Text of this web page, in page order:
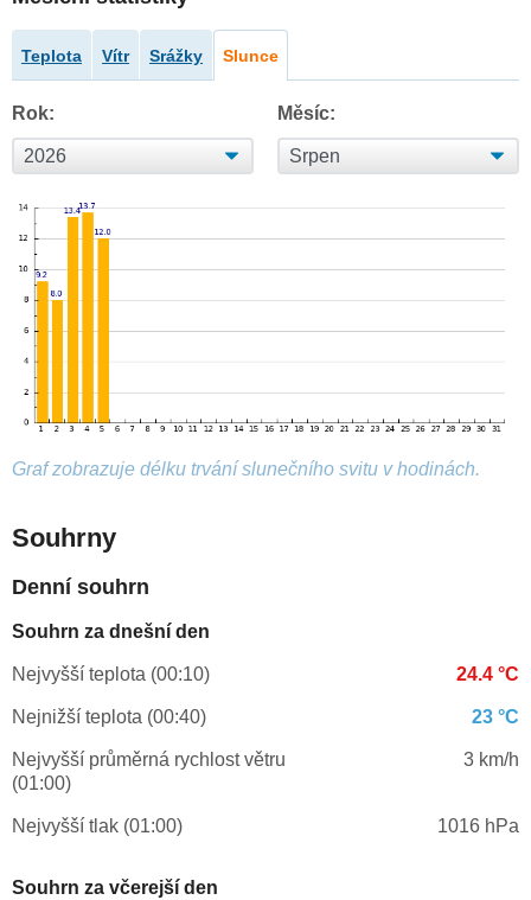
Teplota Vítr Srážky Slunce
Rok: Měsíc:
Graf zobrazuje délku trvání slunečního svitu v hodinách.
Souhrny
Denní souhrn
Souhrn za dnešní den
Nejvyšší teplota (00:10) 24.4 °C
Nejnižší teplota (00:40) 23 °C
Nejvyšší průměrná rychlost větru
(01:00)
3 km/h
Nejvyšší tlak (01:00) 1016 hPa
Souhrn za včerejší den